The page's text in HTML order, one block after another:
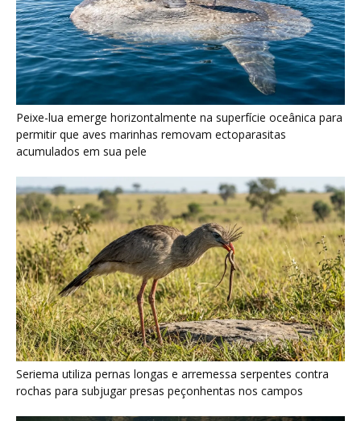
Seriema utiliza pernas longas e arremessa serpentes contra
rochas para subjugar presas peçonhentas nos campos
Poraquê sincroniza descargas elétricas em grupo para
amplificar campo elétrico e atordoar cardumes de peixes
maiores na Amazônia